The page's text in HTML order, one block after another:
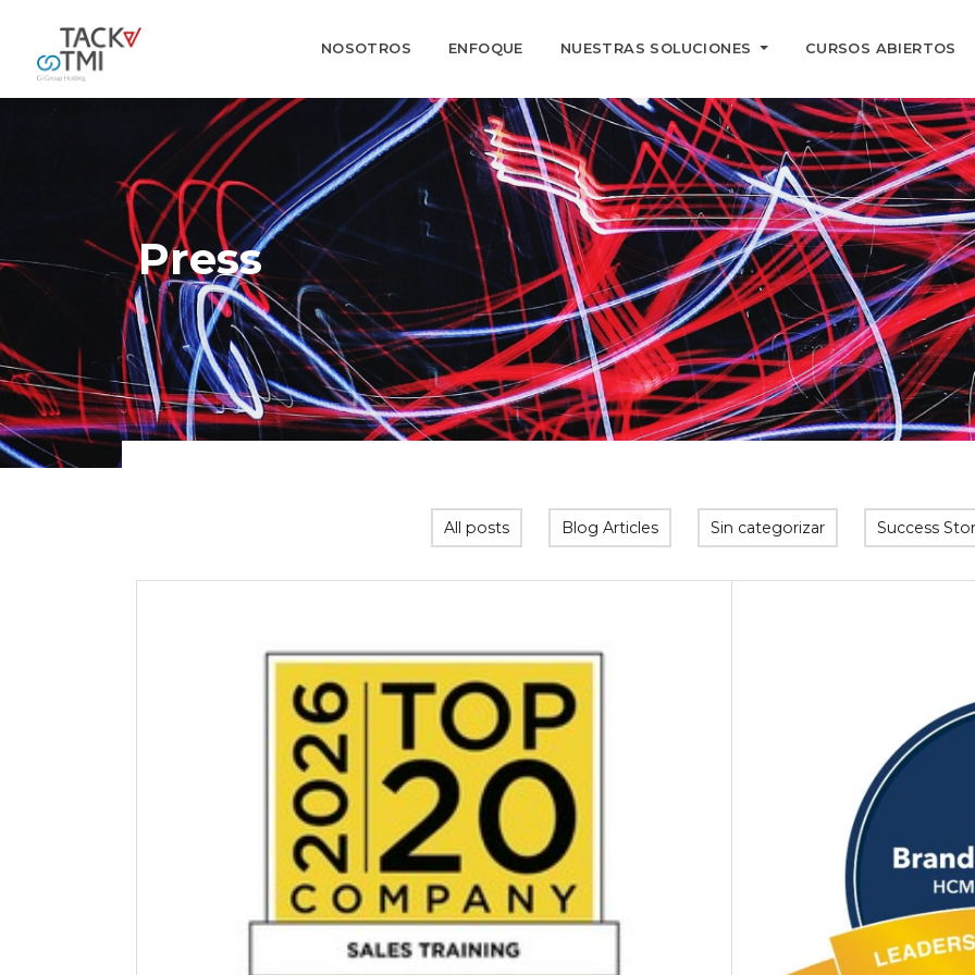
NOSOTROS ENFOQUE NUESTRAS SOLUCIONES CURSOS ABIERTOS
Press
All posts Blog Articles Sin categorizar Success